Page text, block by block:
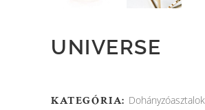
UNIVERSE
KATEGÓRIA: Dohányzóasztalok